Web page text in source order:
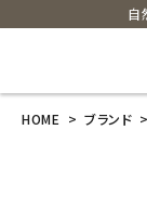
自
HOME ブランド